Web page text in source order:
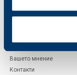
Вашето мнение
Контакти